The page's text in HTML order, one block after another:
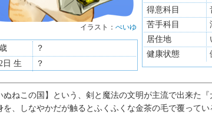
イラスト： ぺいゆ
？
日 生
？
得意科目
苦手科目
居住地
健康状態
ぬねこの国】という、剣と魔法の文明が主流で出来た
を、しなやかだが触るとふくふくな金茶の毛で覆ってい